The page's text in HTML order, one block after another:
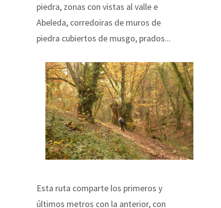
piedra, zonas con vistas al valle e
Abeleda, corredoiras de muros de
piedra cubiertos de musgo, prados...
Esta ruta comparte los primeros y
últimos metros con la anterior, con